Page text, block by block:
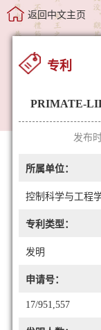
返回中文主页
专利
PRIMATE-
发布
所属单位：
控制科学与工程
专利类型：
发明
申请号：
17/951,557